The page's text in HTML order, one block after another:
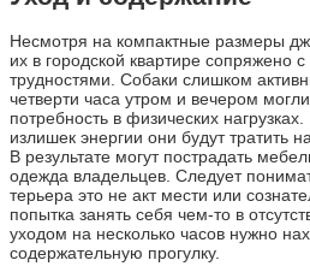
Несмотря на компактные размеры
их в городской квартире сопряжено
трудностями. Собаки слишком
четверти часа утром и вечером
потребность в физических
излишек энергии они будут тратить
В результате могут пострадать
одежда владельцев. Следует
терьера это не акт мести или
попытка занять себя чем-то в
уходом на несколько часов нужно
содержательную прогулку.